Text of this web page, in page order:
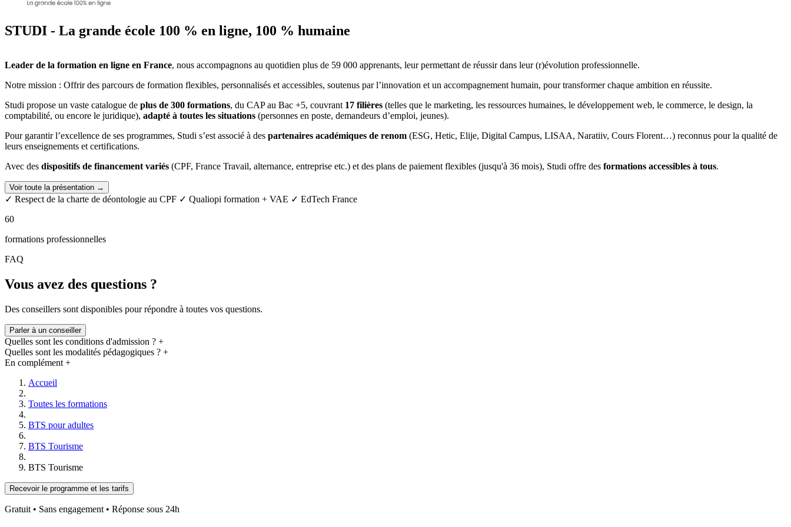
2.Accueillir et prendre en charge des clients étrangers
4.Accompagner des touristes étrangers
5.Suivre et fidéliser la clientèle étrangère
2.Accueillir et prendre en charge des clients étrangers
4.Accompagner des touristes étrangers
5.Suivre et fidéliser la clientèle étrangère
STUDI - La grande école 100 % en ligne, 100 % humaine
Leader de la formation en ligne en France, nous accompagnons au quotidien plus de 59 000 apprenants, leur permettant de réussir dans leur (r)évolution professionnelle.
Notre mission : Offrir des parcours de formation flexibles, personnalisés et accessibles, soutenus par l’innovation et un accompagnement humain, pour transformer chaque ambition en réussite.
Studi propose un vaste catalogue de plus de 300 formations, du CAP au Bac +5, couvrant 17 filières (telles que le marketing, les ressources humaines, le développement web, le commerce, le design, la
comptabilité, ou encore le juridique), adapté à toutes les situations (personnes en poste, demandeurs d’emploi, jeunes).
Pour garantir l’excellence de ses programmes, Studi s’est associé à des partenaires académiques de renom (ESG, Hetic, Elije, Digital Campus, LISAA, Naratiiv, Cours Florent…) reconnus pour la qualité de
leurs enseignements et certifications.
Avec des dispositifs de financement variés (CPF, France Travail, alternance, entreprise etc.) et des plans de paiement flexibles (jusqu'à 36 mois), Studi offre des formations accessibles à tous.
Voir toute la présentation →
✓ Respect de la charte de déontologie au CPF ✓ Qualiopi formation + VAE ✓ EdTech France
60
formations professionnelles
FAQ
Vous avez des questions ?
Des conseillers sont disponibles pour répondre à toutes vos questions.
Parler à un conseiller
Quelles sont les conditions d'admission ? +
Quelles sont les modalités pédagogiques ? +
En complément +
Accueil
Toutes les formations
BTS pour adultes
BTS Tourisme
BTS Tourisme
Recevoir le programme et les tarifs
Gratuit • Sans engagement • Réponse sous 24h